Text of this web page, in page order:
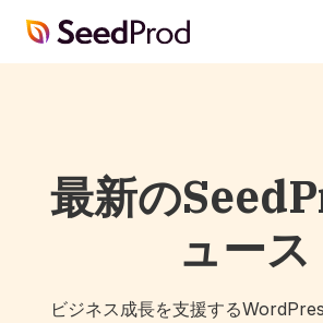
SeedProd
最新の
ュース
ビジネス成長を支援する